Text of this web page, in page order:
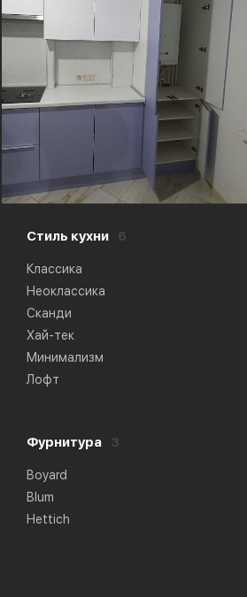
Стиль кухни 6
Классика
Неоклассика
Сканди
Хай-тек
Минимализм
Лофт
Фурнитура 3
Boyard
Blum
Hettich